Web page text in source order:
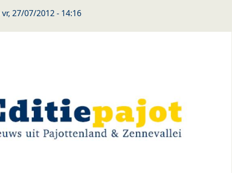
vr, 27/07/2012 - 14:16